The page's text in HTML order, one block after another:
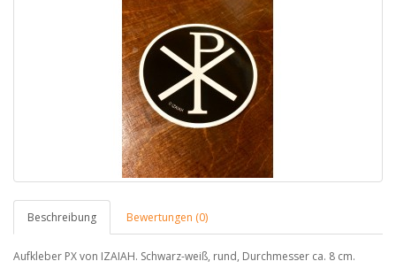
Beschreibung Bewertungen (0)
Aufkleber PX von IZAIAH. Schwarz-weiß, rund, Durchmesser ca. 8 cm.